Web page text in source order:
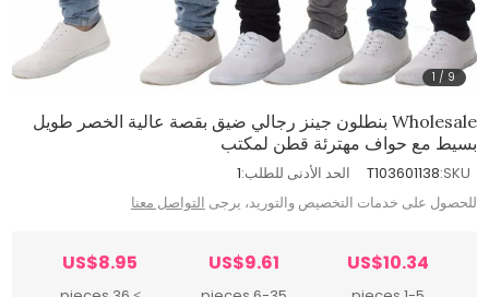
1 / 9
Wholesale بنطلون جينز رجالي ضيق بقصة عالية الخصر طويل
بسيط مع حواف مهترئة قطن لمكتب
SKU:
T103601138 الحد الأدنى للطلب:1
للحصول على خدمات التخصيص والتوريد، يرجى التواصل معنا
US$10.34
US$9.61
US$8.95